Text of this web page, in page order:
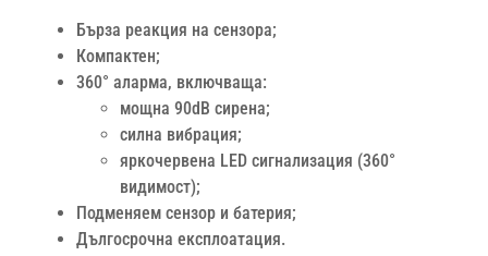
Бърза реакция на сензора;
Компактен;
360° аларма, включваща:
мощна 90dB сирена;
силна вибрация;
яркочервена LED сигнализация (360°
видимост);
Подменяем сензор и батерия;
Дългосрочна експлоатация.